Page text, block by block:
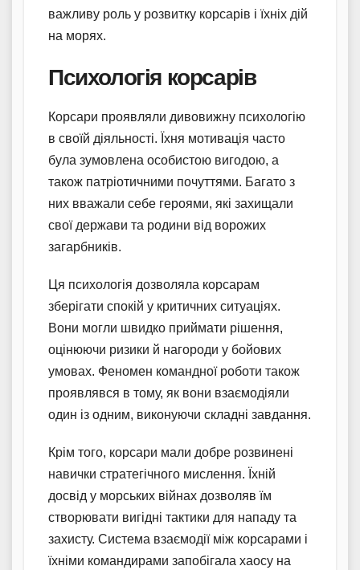
важливу роль у розвитку корсарів і їхніх дій
на морях.
Психологія корсарів
Корсари проявляли дивовижну психологію
в своїй діяльності. Їхня мотивація часто
була зумовлена особистою вигодою, а
також патріотичними почуттями. Багато з
них вважали себе героями, які захищали
свої держави та родини від ворожих
загарбників.
Ця психологія дозволяла корсарам
зберігати спокій у критичних ситуаціях.
Вони могли швидко приймати рішення,
оцінюючи ризики й нагороди у бойових
умовах. Феномен командної роботи також
проявлявся в тому, як вони взаємодіяли
один із одним, виконуючи складні завдання.
Крім того, корсари мали добре розвинені
навички стратегічного мислення. Їхній
досвід у морських війнах дозволяв їм
створювати вигідні тактики для нападу та
захисту. Система взаємодії між корсарами і
їхніми командирами запобігала хаосу на